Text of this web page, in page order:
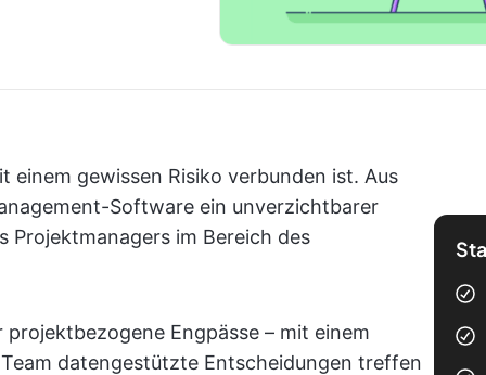
einem gewissen Risiko verbunden ist. Aus
Software ein unverzichtbarer
Projektmanagers im Bereich des
Engpässe – mit einem
datengestützte Entscheidungen treffen